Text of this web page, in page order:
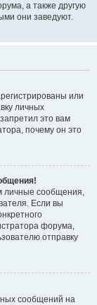
а также другую
они заведуют.
или
личных
это вам
почему он это
личные сообщения,
Если вы
форума,
отправку
сообщений на